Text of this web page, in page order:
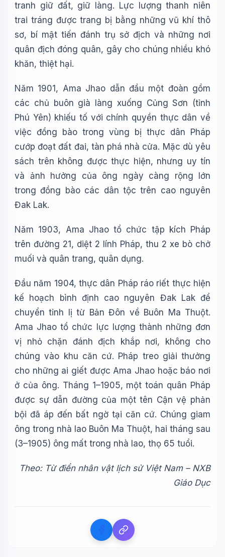
tranh giữ đất, giữ làng. Lực lượng thanh niên
trai tráng được trang bị bằng những vũ khí thô
sơ, bí mật tiến đánh trụ sở địch và những nơi
quân địch đóng quân, gây cho chúng nhiều khó
khăn, thiệt hại.
Năm 1901, Ama Jhao dẫn đầu một đoàn gồm
các chủ buôn già làng xuống Củng Sơn (tỉnh
Phú Yên) khiếu tố với chính quyền thực dân về
việc đồng bào trong vùng bị thực dân Pháp
cướp đoạt đất đai, tàn phá nhà cửa. Mặc dù yêu
sách trên không được thực hiện, nhưng uy tín
và ảnh hưởng của ông ngày càng rộng lớn
trong đồng bào các dân tộc trên cao nguyên
Đak Lak.
Năm 1903, Ama Jhao tổ chức tập kích Pháp
trên đường 21, diệt 2 lính Pháp, thu 2 xe bò chở
muối và quân trang, quân dụng.
Đầu năm 1904, thực dân Pháp ráo riết thực hiện
kế hoạch bình định cao nguyên Đak Lak để
chuyển tỉnh lị từ Bản Đôn về Buôn Ma Thuột.
Ama Jhao tổ chức lực lượng thành những đơn
vị nhỏ chặn đánh địch khắp nơi, không cho
chúng vào khu căn cứ. Pháp treo giải thưởng
cho những ai giết được Ama Jhao hoặc báo nơi
ở của ông. Tháng 1–1905, một toán quân Pháp
được sự dẫn đường của một tên Cận vệ phản
bội đã áp đến bất ngờ tại căn cứ. Chúng giam
ông trong nhà lao Buôn Ma Thuột, hai tháng sau
(3–1905) ông mất trong nhà lao, thọ 65 tuổi.
Theo: Từ điển nhân vật lịch sử Việt Nam – NXB
Giáo Dục
Xin chào!
Tôi là trợ lý AI của TuDienWiki. Hãy hỏi tôi bất kỳ điều gì
về các bài viết trên Wiki!
🪐 Sao Mộc là gì?
📚 Lịch sử Việt Nam
🔬 Albert Einstein